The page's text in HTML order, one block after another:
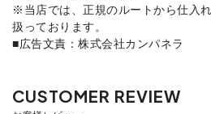
※当店では、正規のルートから仕入
扱っております。
■広告文責：株式会社カンパネラ